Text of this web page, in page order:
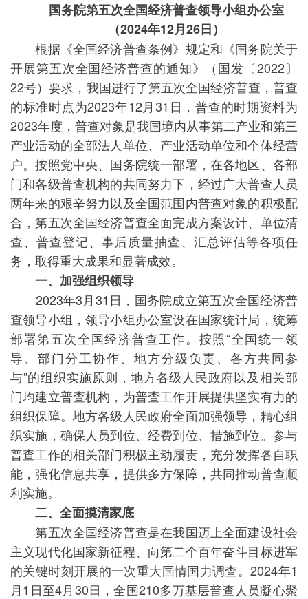
国务院第五次全国经济普查领导小组办公室
（2024年12月26日）
根据《全国经济普查条例》规定和《国务院关于
开展第五次全国经济普查的通知》（国发〔2022〕
22号）要求，我国进行了第五次全国经济普查，普查
的标准时点为2023年12月31日，普查的时期资料为
2023年度，普查对象是我国境内从事第二产业和第三
产业活动的全部法人单位、产业活动单位和个体经营
户。按照党中央、国务院统一部署，在各地区、各部
门和各级普查机构的共同努力下，经过广大普查人员
两年来的艰辛努力以及全国范围内普查对象的积极配
合，第五次全国经济普查全面完成方案设计、单位清
查、普查登记、事后质量抽查、汇总评估等各项任
务，取得重大成果和显著成效。
一、加强组织领导
2023年3月31日，国务院成立第五次全国经济普
查领导小组，领导小组办公室设在国家统计局，统筹
部署第五次全国经济普查工作。按照“全国统一领
导、部门分工协作、地方分级负责、各方共同参
与”的组织实施原则，地方各级人民政府以及相关部
门均建立普查机构，为普查工作开展提供坚实有力的
组织保障。地方各级人民政府全面加强领导，精心组
织实施，确保人员到位、经费到位、措施到位。参与
普查工作的相关部门积极主动履责，充分发挥各自职
能，强化信息共享，提供多方保障，共同推动普查顺
利实施。
二、全面摸清家底
第五次全国经济普查是在我国迈上全面建设社会
主义现代化国家新征程、向第二个百年奋斗目标进军
的关键时刻开展的一次重大国情国力调查。2024年1
月1日至4月30日，全国210多万基层普查人员凝心聚